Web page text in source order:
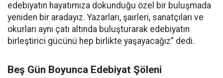
edebiyatın hayatımıza dokunduğu özel bir buluşmada
yeniden bir aradayız. Yazarları, şairleri, sanatçıları ve
okurları aynı çatı altında buluşturarak edebiyatın
birleştirici gücünü hep birlikte yaşayacağız” dedi.
Beş Gün Boyunca Edebiyat Şöleni